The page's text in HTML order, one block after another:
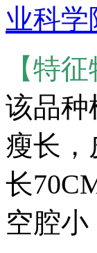
业科学
【特征
该品种
瘦长，
长
空腔